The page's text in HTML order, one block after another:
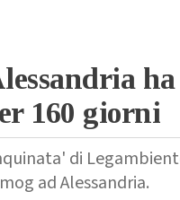
160 giorni
di
ad Alessandria.